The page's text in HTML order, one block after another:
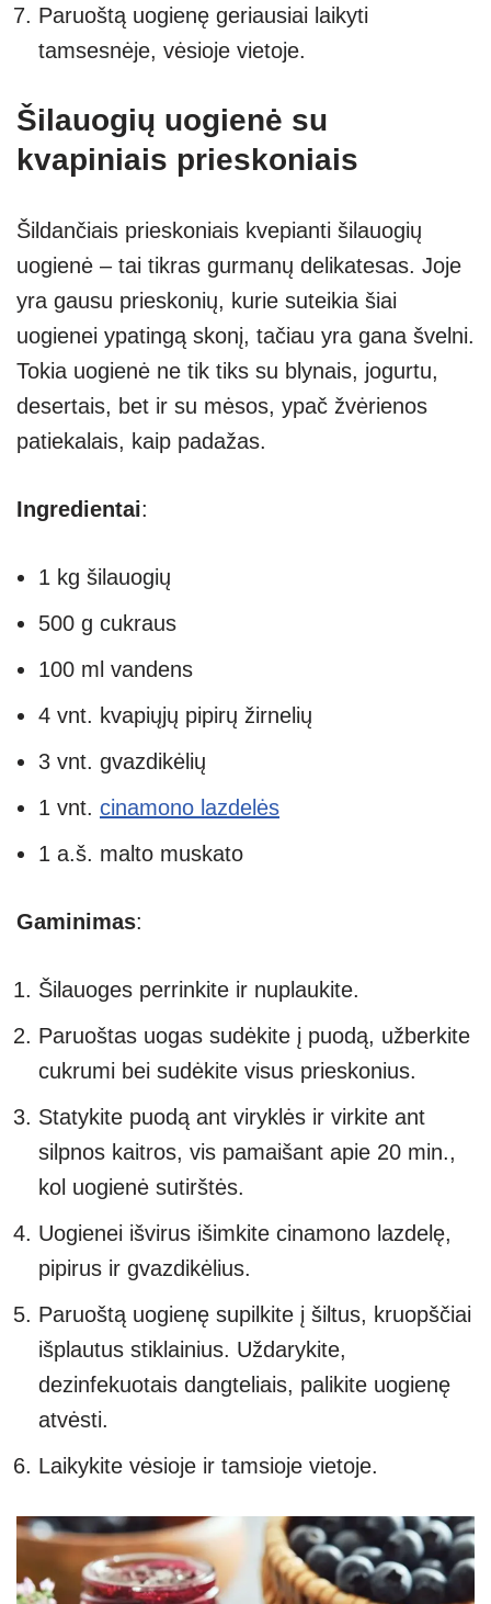
Paruoštą uogienę geriausiai laikyti
tamsesnėje, vėsioje vietoje.
Šilauogių uogienė su
kvapiniais prieskoniais
Šildančiais prieskoniais kvepianti šilauogių
uogienė – tai tikras gurmanų delikatesas. Joje
yra gausu prieskonių, kurie suteikia šiai
uogienei ypatingą skonį, tačiau yra gana švelni.
Tokia uogienė ne tik tiks su blynais, jogurtu,
desertais, bet ir su mėsos, ypač žvėrienos
patiekalais, kaip padažas.
Ingredientai:
1 kg šilauogių
500 g cukraus
100 ml vandens
4 vnt. kvapiųjų pipirų žirnelių
3 vnt. gvazdikėlių
1 vnt. cinamono lazdelės
1 a.š. malto muskato
Gaminimas:
Šilauoges perrinkite ir nuplaukite.
Paruoštas uogas sudėkite į puodą, užberkite
cukrumi bei sudėkite visus prieskonius.
Statykite puodą ant viryklės ir virkite ant
silpnos kaitros, vis pamaišant apie 20 min.,
kol uogienė sutirštės.
Uogienei išvirus išimkite cinamono lazdelę,
pipirus ir gvazdikėlius.
Paruoštą uogienę supilkite į šiltus, kruopščiai
išplautus stiklainius. Uždarykite,
dezinfekuotais dangteliais, palikite uogienę
atvėsti.
Laikykite vėsioje ir tamsioje vietoje.